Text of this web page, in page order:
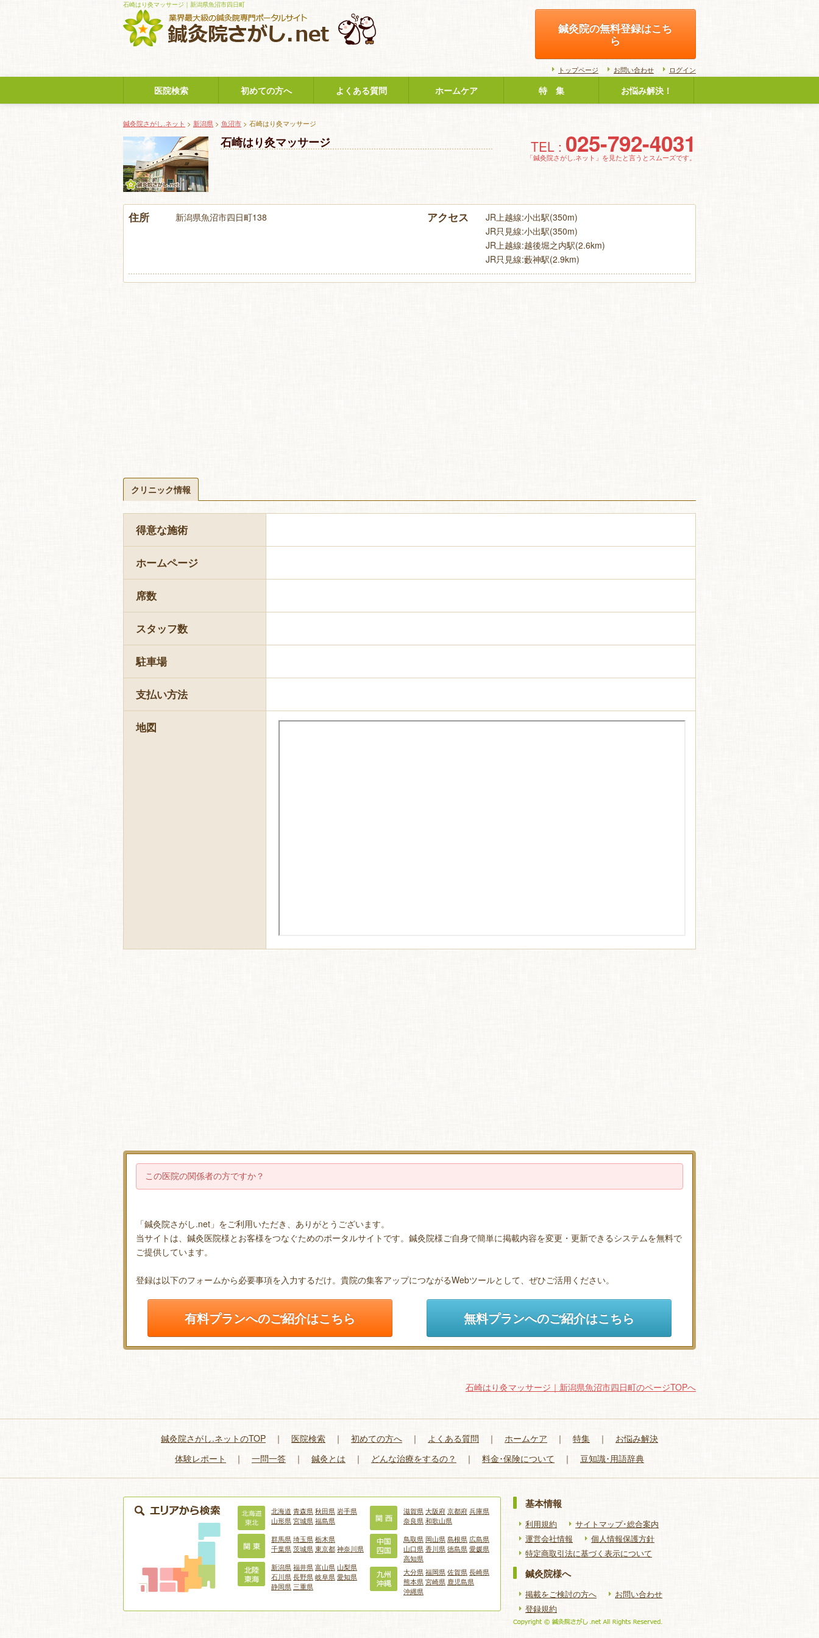
石崎はり灸マッサージ｜新潟県魚沼市四日町
鍼灸院の無料登録はこち
ら
トップページ お問い合わせ ログイン
医院検索 初めての方へ よくある質問 ホームケア 特 集 お悩み解決！
鍼灸院さがし.ネット > 新潟県 > 魚沼市 > 石崎はり灸マッサージ
石崎はり灸マッサージ TEL : 025-792-4031
「鍼灸院さがし.ネット」を見たと言うとスムーズです。
住所 新潟県魚沼市四日町138 アクセス
JR上越線:小出駅(350m)
JR只見線:小出駅(350m)
JR上越線:越後堀之内駅(2.6km)
JR只見線:藪神駅(2.9km)
クリニック情報
得意な施術
ホームページ
席数
スタッフ数
駐車場
支払い方法
地図
この医院の関係者の方ですか？
「鍼灸院さがし.net」をご利用いただき、ありがとうございます。
当サイトは、鍼灸医院様とお客様をつなぐためのポータルサイトです。鍼灸院様ご自身で簡単に掲載内容を変更・更新できるシステムを無料で
ご提供しています。
登録は以下のフォームから必要事項を入力するだけ。貴院の集客アップにつながるWebツールとして、ぜひご活用ください。
有料プランへのご紹介はこちら 無料プランへのご紹介はこちら
石崎はり灸マッサージ｜新潟県魚沼市四日町のページTOPへ
鍼灸院さがし.ネットのTOP ｜ 医院検索 ｜ 初めての方へ ｜ よくある質問 ｜ ホームケア ｜ 特集 ｜ お悩み解決
体験レポート
｜ 一問一答 ｜ 鍼灸とは ｜ どんな治療をするの？ ｜ 料金･保険について ｜ 豆知識･用語辞典
北海道 青森県秋田県岩手県
山形県宮城県福島県
群馬県埼玉県栃木県
千葉県茨城県東京都神奈川県
新潟県福井県富山県山梨県
石川県長野県岐阜県愛知県
静岡県三重県
滋賀県大阪府京都府兵庫県
奈良県和歌山県
鳥取県岡山県島根県 広島県
山口県香川県徳島県愛媛県
高知県
大分県福岡県佐賀県長崎県
熊本県宮崎県 鹿児島県
沖縄県
基本情報
利用規約
サイトマップ･総合案内
運営会社情報
個人情報保護方針
特定商取引法に基づく表示について
鍼灸院様へ
掲載をご検討の方へ
お問い合わせ
登録規約